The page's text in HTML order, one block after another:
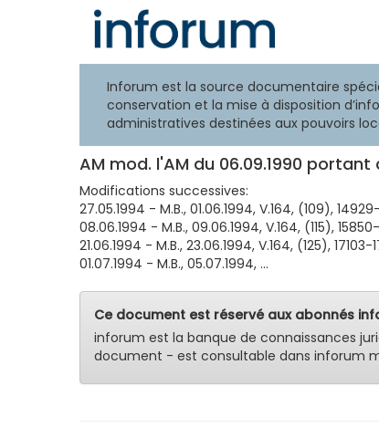
Inforum est la source documentaire
conservation et la mise à disposition
administratives destinées aux pouvoirs
AM mod. l'AM du 06.09.1990
Modifications successives:
27.05.1994 - M.B., 01.06.1994, V.164, (109),
08.06.1994 - M.B., 09.06.1994, V.164, (115), 15850-
21.06.1994 - M.B., 23.06.1994, V.164, (125), 17103-
01.07.1994 - M.B., 05.07.1994, ...
Ce document est réservé aux abonnés
inforum est la banque de connaissances
document - est consultable dans inforum